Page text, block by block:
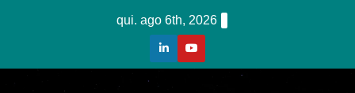
qui. ago 6th, 2026